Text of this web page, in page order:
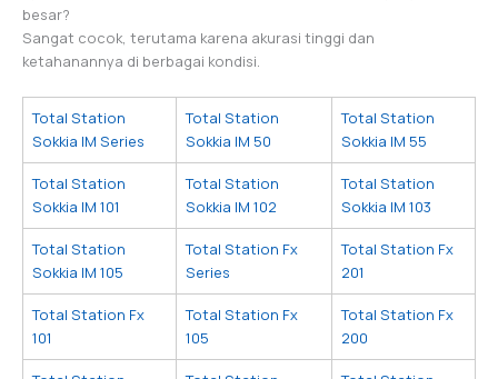
besar?
Sangat cocok, terutama karena akurasi tinggi dan
ketahanannya di berbagai kondisi.
Total Station
Sokkia IM Series
Total Station
Sokkia IM 50
Total Station
Sokkia IM 55
Total Station
Sokkia IM 101
Total Station
Sokkia IM 102
Total Station
Sokkia IM 103
Total Station
Sokkia IM 105
Total Station Fx
Series
Total Station Fx
201
Total Station Fx
101
Total Station Fx
105
Total Station Fx
200